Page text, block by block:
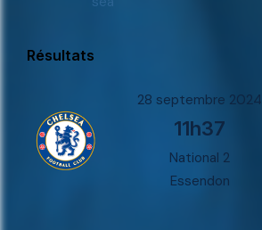
Résultats
28 septembre 2024
11h37
National 2
Essendon